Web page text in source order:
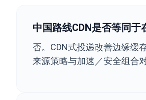
中国路线CDN是否等同于
否。CDN式投递改善边缘缓
来源策略与加速／安全组合对